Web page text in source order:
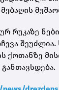
რუკაზე
ქოთანზე